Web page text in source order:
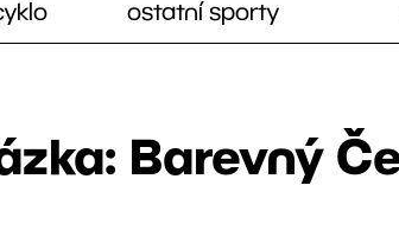
ostatní sporty
Barevný